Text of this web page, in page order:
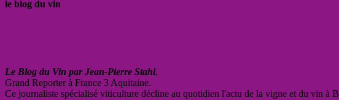
le blog du vin
Le Blog du Vin par Jean-Pierre Stahl,
Grand Reporter à France 3 Aquitaine.
Ce journaliste spécialisé viticulture décline au quotidien l'actu de la vigne et du vin à